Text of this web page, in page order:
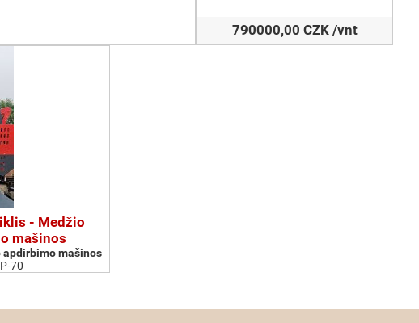
790000,00 CZK /vnt
- Medžio
mašinos
apdirbimo mašinos
70